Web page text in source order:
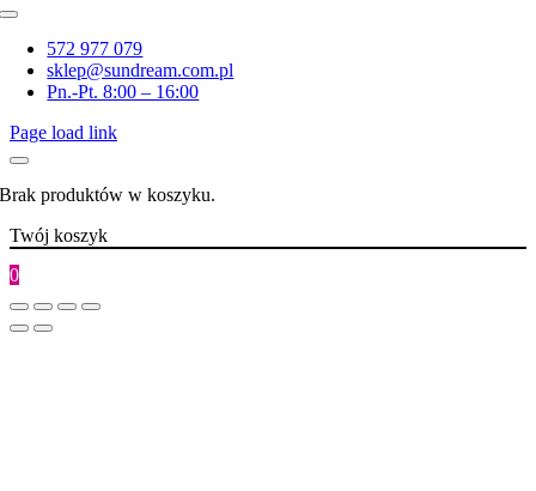
Toggle
Navigation572 977 079
sklep@sundream.com.pl
Pn.-Pt. 8:00 – 16:00
Page load link
Brak produktów w koszyku.
Twój koszyk
0